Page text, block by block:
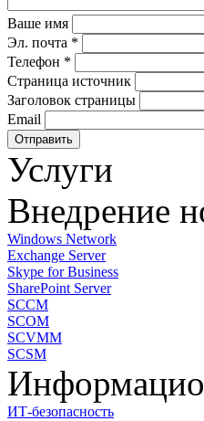
Ваше имя
Эл. почта *
Телефон *
Страница источник
Заголовок страницы
Email
Услуги
Внедрение
Windows Network
Exchange Server
Skype for Business
SharePoint Server
SCCM
SCOM
SCVMM
SCSM
ИТ-безопасность